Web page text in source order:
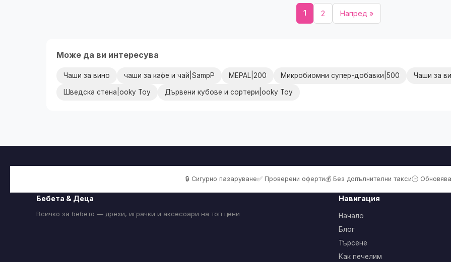
1 2 Напред »
Може да ви интересува
Чаши за вино чаши за кафе и чай|SampP MEPAL|200 Микробиомни супер-добавки|500 Чаши за
Шведска стена|ooky Toy Дървени кубове и сортери|ooky Toy
🔒 Сигурно пазаруване✅ Проверени оферти💰 Без допълнителни такси🕒
Бебета & Деца
Всичко за бебето — дрехи, играчки и аксесоари на топ цени
Навигация
Начало
Блог
Търсене
Как печелим